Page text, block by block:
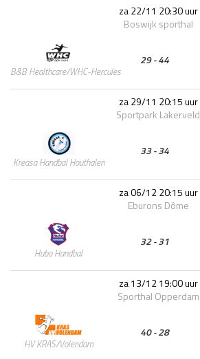
za 22/11 20:30 uur
Boswijk sporthal
B&B Healthcare/WHC-Hercules
29 - 44
za 29/11 20:15 uur
Sportpark Lakerveld
Kreasa Handbal Houthalen
33 - 34
za 06/12 20:15 uur
Eburons Dôme
Hubo Handbal
32 - 31
za 13/12 19:00 uur
Sporthal Opperdam
HV KRAS/Volendam
40 - 28